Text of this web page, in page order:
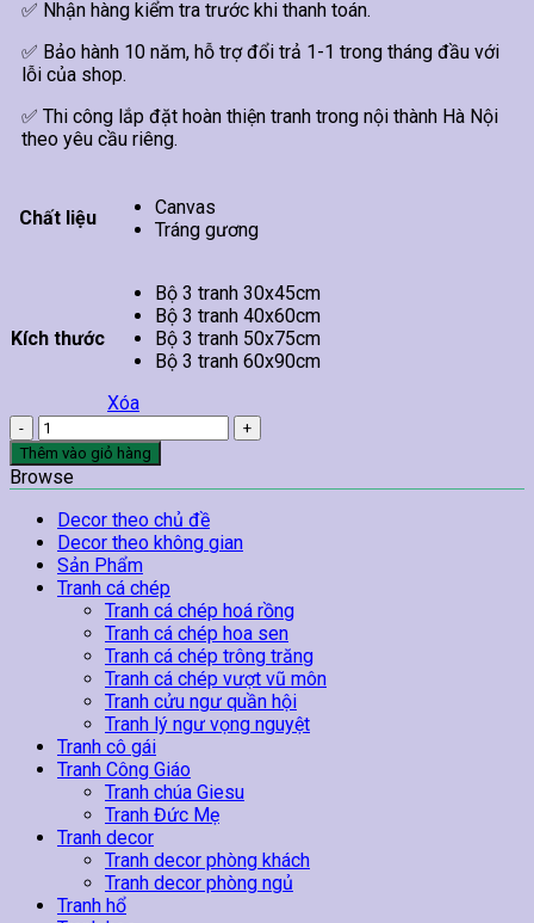
✅ Nhận hàng kiểm tra trước khi thanh toán.
✅ Bảo hành 10 năm, hỗ trợ đổi trả 1-1 trong tháng đầu với
lỗi của shop.
✅ Thi công lắp đặt hoàn thiện tranh trong nội thành Hà Nội
theo yêu cầu riêng.
Chất liệu
Canvas
Tráng gương
Kích thước
Bộ 3 tranh 30x45cm
Bộ 3 tranh 40x60cm
Bộ 3 tranh 50x75cm
Bộ 3 tranh 60x90cm
Xóa
Tranh
Trừu
Tượng
Treo
Tường
174
số
lượng
Thêm vào giỏ hàng
Browse
Decor theo chủ đề
Decor theo không gian
Sản Phẩm
Tranh cá chép
Tranh cá chép hoá rồng
Tranh cá chép hoa sen
Tranh cá chép trông trăng
Tranh cá chép vượt vũ môn
Tranh cửu ngư quần hội
Tranh lý ngư vọng nguyệt
Tranh cô gái
Tranh Công Giáo
Tranh chúa Giesu
Tranh Đức Mẹ
Tranh decor
Tranh decor phòng khách
Tranh decor phòng ngủ
Tranh hổ